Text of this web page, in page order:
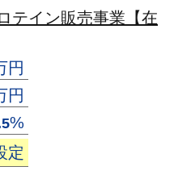
テイン販売事業【在
円
円
%
定